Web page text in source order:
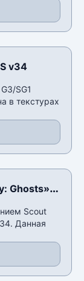
v34
SG1
в текстурах
Ghosts»
Scout
Данная